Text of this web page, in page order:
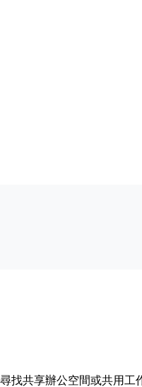
找共享辦公空間或共用